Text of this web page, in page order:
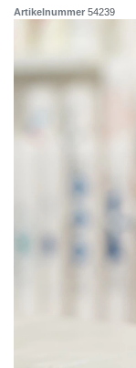
Artikelnummer 54239